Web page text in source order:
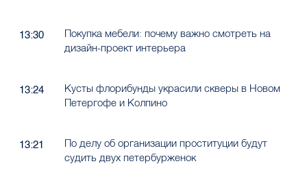
13:30
Покупка мебели: почему важно смотреть на
дизайн-проект интерьера
13:24
Кусты флорибунды украсили скверы в Новом
Петергофе и Колпино
13:21
По делу об организации проституции будут
судить двух петербурженок